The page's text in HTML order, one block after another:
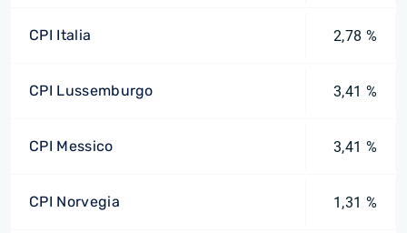
CPI Italia 2,78 %
CPI Lussemburgo 3,41 %
CPI Messico 3,41 %
CPI Norvegia 1,31 %